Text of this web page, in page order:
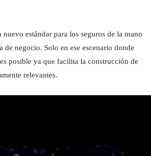
estándar para los seguros de la mano
negocio. Solo en ese escenario donde
posible ya que facilita la construcción de
relevantes.